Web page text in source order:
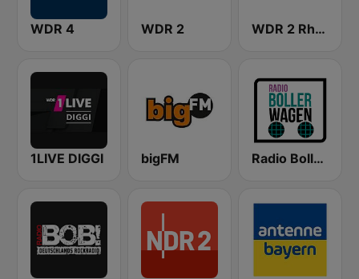
WDR 4 WDR 2 WDR 2 Rhein und Ruhr
1LIVE DIGGI bigFM Radio Bollerwagen